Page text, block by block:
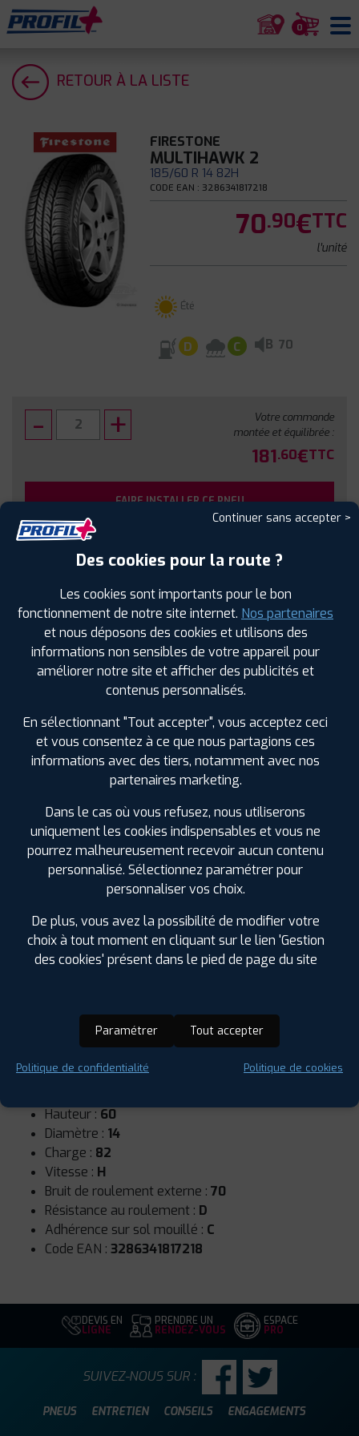
0
RETOUR À LA LISTE
FIRESTONE
MULTIHAWK 2
185/60 R 14 82H
CODE EAN : 3286341817218
70.90€TTC
l'unité
Été
D C B 70
Votre commande
montée et équilibrée :
181.60€TTC
FAIRE INSTALLER CE PNEU
Sous réserve de disponibilité en agence
SPÉCIFICATIONS AVIS CLIENTS ÉTIQUETAGE
Étiquetage
Runflat :Non
Hauteur : 60
Diamètre : 14
Charge : 82
Vitesse : H
Bruit de roulement externe : 70
Résistance au roulement : D
Adhérence sur sol mouillé : C
Code EAN : 3286341817218
DEVIS EN
LIGNE
PRENDRE UN
RENDEZ-VOUS
ESPACE
PRO
PNEUS ENTRETIEN CONSEILS ENGAGEMENTS
SUIVEZ-NOUS SUR :
Continuer sans accepter >
Des cookies pour la route ?
Les cookies sont importants pour le bon
fonctionnement de notre site internet. Nos partenaires
et nous déposons des cookies et utilisons des
informations non sensibles de votre appareil pour
améliorer notre site et afficher des publicités et
contenus personnalisés.
En sélectionnant "Tout accepter", vous acceptez ceci
et vous consentez à ce que nous partagions ces
informations avec des tiers, notamment avec nos
partenaires marketing.
Dans le cas où vous refusez, nous utiliserons
uniquement les cookies indispensables et vous ne
pourrez malheureusement recevoir aucun contenu
personnalisé. Sélectionnez paramétrer pour
personnaliser vos choix.
De plus, vous avez la possibilité de modifier votre
choix à tout moment en cliquant sur le lien 'Gestion
des cookies' présent dans le pied de page du site
Paramétrer Tout accepter
Politique de confidentialité Politique de cookies